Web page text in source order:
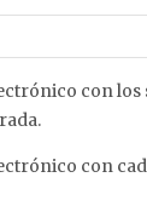
con los
con